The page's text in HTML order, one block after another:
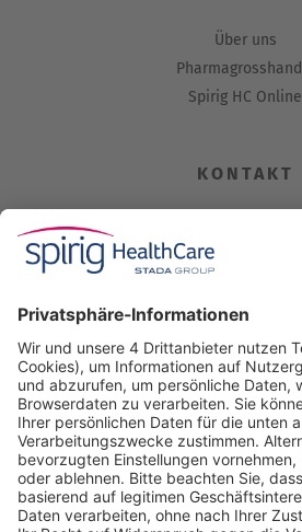
Über uns
Spirig HC Online
KONTAKT
Industriestrasse 30
CH-4622
Tel. +41 62 388 85
info@spirig-
Für Meldungen von unerwünschten
einem Medikament von Spirig
Tel. +41 62 388 85
pharmacovigilance@spirig-